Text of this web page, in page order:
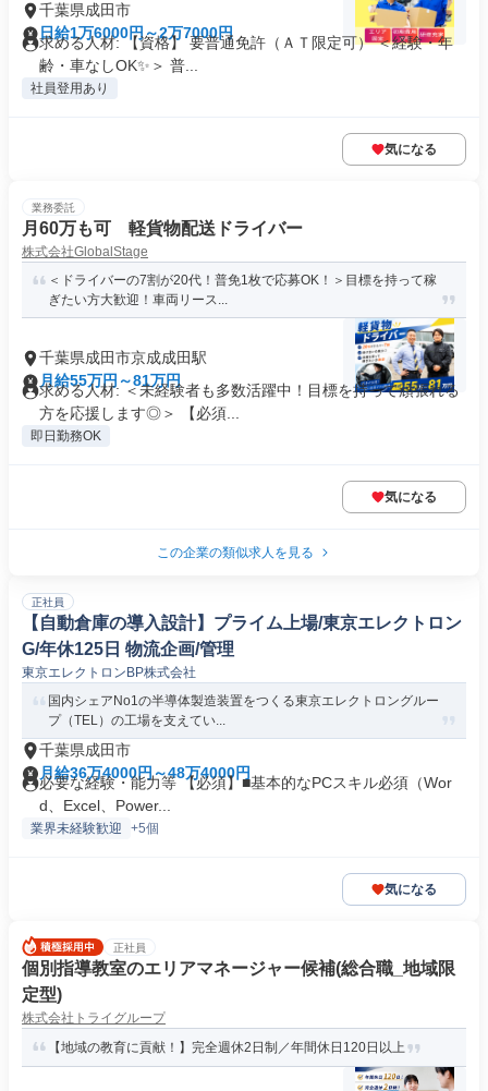
千葉県成田市
日給1万6000円～2万7000円
求める人材: 【資格】 要普通免許（ＡＴ限定可） ＜経験・年
齢・車なしOK✨＞ 普...
社員登用あり
気になる
業務委託
月60万も可 軽貨物配送ドライバー
株式会社GlobalStage
＜ドライバーの7割が20代！普免1枚で応募OK！＞目標を持って稼
ぎたい方大歓迎！車両リース...
千葉県成田市京成成田駅
月給55万円～81万円
求める人材: ＜未経験者も多数活躍中！目標を持って頑張れる
方を応援します◎＞ 【必須...
即日勤務OK
気になる
この企業の類似求人を見る
正社員
【自動倉庫の導入設計】プライム上場/東京エレクトロン
G/年休125日 物流企画/管理
東京エレクトロンBP株式会社
国内シェアNo1の半導体製造装置をつくる東京エレクトロングルー
プ（TEL）の工場を支えてい...
千葉県成田市
月給36万4000円～48万4000円
必要な経験・能力等 【必須】■基本的なPCスキル必須（Wor
d、Excel、Power...
業界未経験歓迎 +5個
気になる
正社員
個別指導教室のエリアマネージャー候補(総合職_地域限
定型)
株式会社トライグループ
【地域の教育に貢献！】完全週休2日制／年間休日120日以上